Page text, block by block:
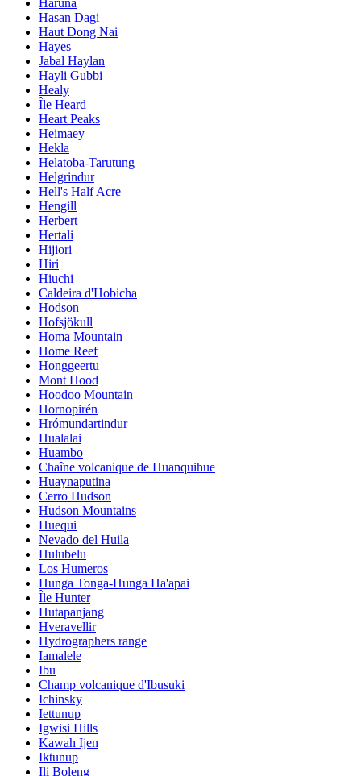
Hasan Dagi
Haut Dong Nai
Hayes
Jabal Haylan
Hayli Gubbi
Healy
Île Heard
Heart Peaks
Heimaey
Hekla
Helatoba-Tarutung
Helgrindur
Hell's Half Acre
Hengill
Herbert
Hertali
Hijiori
Hiri
Hiuchi
Caldeira d'Hobicha
Hodson
Hofsjökull
Homa Mountain
Home Reef
Honggeertu
Mont Hood
Hoodoo Mountain
Hornopirén
Hrómundartindur
Hualalai
Huambo
Chaîne volcanique de Huanquihue
Huaynaputina
Cerro Hudson
Hudson Mountains
Huequi
Nevado del Huila
Hulubelu
Los Humeros
Hunga Tonga-Hunga Ha'apai
Île Hunter
Hutapanjang
Hveravellir
Hydrographers range
Iamalele
Ibu
Champ volcanique d'Ibusuki
Ichinsky
Iettunup
Igwisi Hills
Kawah Ijen
Iktunup
Ili Boleng